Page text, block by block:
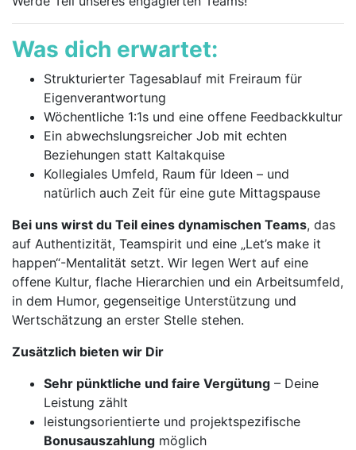
Was dich erwartet:
Strukturierter Tagesablauf mit Freiraum für
Eigenverantwortung
Wöchentliche 1:1s und eine offene Feedbackkultur
Ein abwechslungsreicher Job mit echten
Beziehungen statt Kaltakquise
Kollegiales Umfeld, Raum für Ideen – und
natürlich auch Zeit für eine gute Mittagspause
Bei uns wirst du Teil eines dynamischen Teams, das
auf Authentizität, Teamspirit und eine „Let’s make it
happen“-Mentalität setzt. Wir legen Wert auf eine
offene Kultur, flache Hierarchien und ein Arbeitsumfeld,
in dem Humor, gegenseitige Unterstützung und
Wertschätzung an erster Stelle stehen.
Zusätzlich bieten wir Dir
Sehr pünktliche und faire Vergütung – Deine
Leistung zählt
leistungsorientierte und projektspezifische
Bonusauszahlung möglich